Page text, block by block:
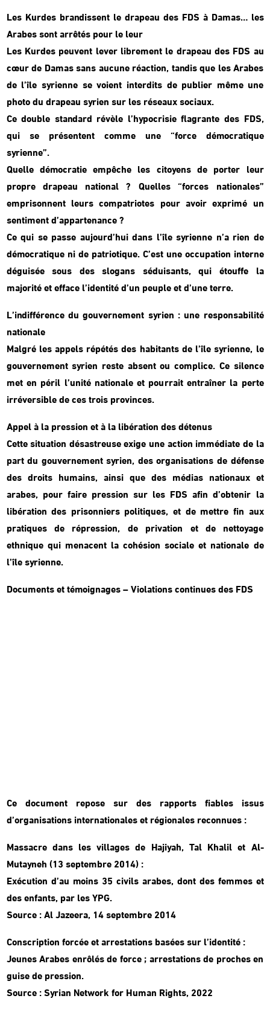
Les Kurdes brandissent le drapeau des FDS à Damas… les
Arabes sont arrêtés pour le leur
Les Kurdes peuvent lever librement le drapeau des FDS au
cœur de Damas sans aucune réaction, tandis que les Arabes
de l’île syrienne se voient interdits de publier même une
photo du drapeau syrien sur les réseaux sociaux.
Ce double standard révèle l’hypocrisie flagrante des FDS,
qui se présentent comme une “force démocratique
syrienne”.
Quelle démocratie empêche les citoyens de porter leur
propre drapeau national ? Quelles “forces nationales”
emprisonnent leurs compatriotes pour avoir exprimé un
sentiment d’appartenance ?
Ce qui se passe aujourd’hui dans l’île syrienne n’a rien de
démocratique ni de patriotique. C’est une occupation interne
déguisée sous des slogans séduisants, qui étouffe la
majorité et efface l’identité d’un peuple et d’une terre.
L’indifférence du gouvernement syrien : une responsabilité
nationale
Malgré les appels répétés des habitants de l’île syrienne, le
gouvernement syrien reste absent ou complice. Ce silence
met en péril l’unité nationale et pourrait entraîner la perte
irréversible de ces trois provinces.
Appel à la pression et à la libération des détenus
Cette situation désastreuse exige une action immédiate de la
part du gouvernement syrien, des organisations de défense
des droits humains, ainsi que des médias nationaux et
arabes, pour faire pression sur les FDS afin d’obtenir la
libération des prisonniers politiques, et de mettre fin aux
pratiques de répression, de privation et de nettoyage
ethnique qui menacent la cohésion sociale et nationale de
l’île syrienne.
Documents et témoignages – Violations continues des FDS
Ce document repose sur des rapports fiables issus
d’organisations internationales et régionales reconnues :
Massacre dans les villages de Hajiyah, Tal Khalil et Al-
Mutayneh (13 septembre 2014) :
Exécution d’au moins 35 civils arabes, dont des femmes et
des enfants, par les YPG.
Source : Al Jazeera, 14 septembre 2014
Conscription forcée et arrestations basées sur l’identité :
Jeunes Arabes enrôlés de force ; arrestations de proches en
guise de pression.
Source : Syrian Network for Human Rights, 2022